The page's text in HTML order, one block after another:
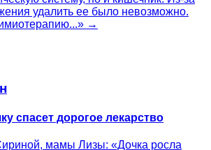
удалить ее было невозможно.
→
спасет дорогое лекарство
мамы Лизы: «Дочка росла